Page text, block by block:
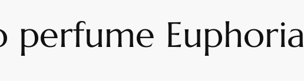
perfume Euphoria